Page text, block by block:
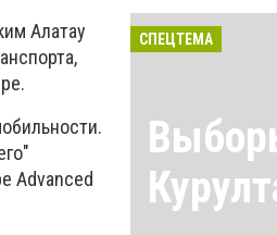
Алатау
Advanced
СПЕЦТЕМА